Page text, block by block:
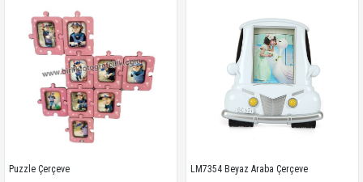
Puzzle Çerçeve LM7354 Beyaz Araba Çerçeve